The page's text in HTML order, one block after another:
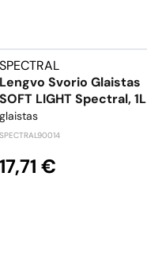
SPECTRAL
Lengvo Svorio Glaistas
SOFT LIGHT Spectral, 1L
glaistas
SPECTRAL90014
17,71 €